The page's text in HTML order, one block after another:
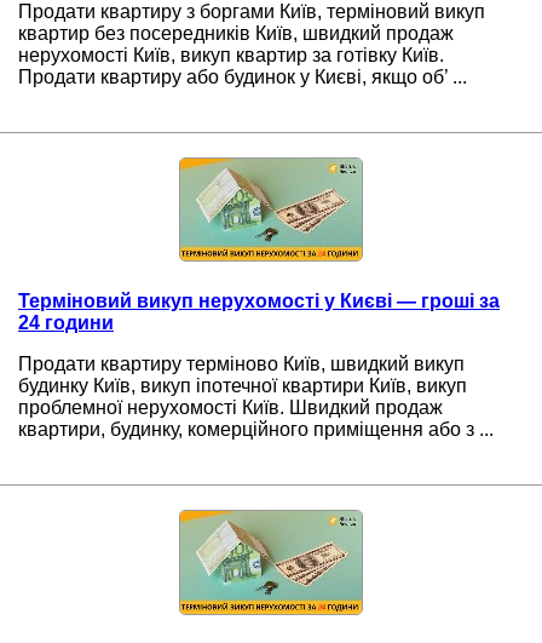
Продати квартиру з боргами Київ, терміновий викуп
квартир без посередників Київ, швидкий продаж
нерухомості Київ, викуп квартир за готівку Київ.
Продати квартиру або будинок у Києві, якщо об’ ...
Терміновий викуп нерухомості у Києві — гроші за
24 години
Продати квартиру терміново Київ, швидкий викуп
будинку Київ, викуп іпотечної квартири Київ, викуп
проблемної нерухомості Київ. Швидкий продаж
квартири, будинку, комерційного приміщення або з ...